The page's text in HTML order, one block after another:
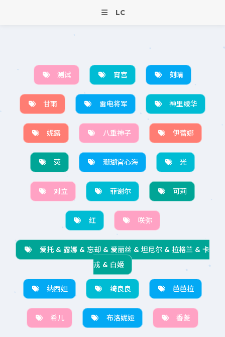
LC
测试 宵宫 刻晴
甘雨 雷电将军 神里绫华
妮露 八重神子 伊蕾娜
荧 珊瑚宫心海 光
对立 菲谢尔 可莉
红 咲弥
爱托 & 露娜 & 忘却 & 爱丽丝 & 坦尼尔 & 拉格兰 & 卡
戎 & 白姬
纳西妲 绮良良 芭芭拉
希儿 布洛妮娅 香菱